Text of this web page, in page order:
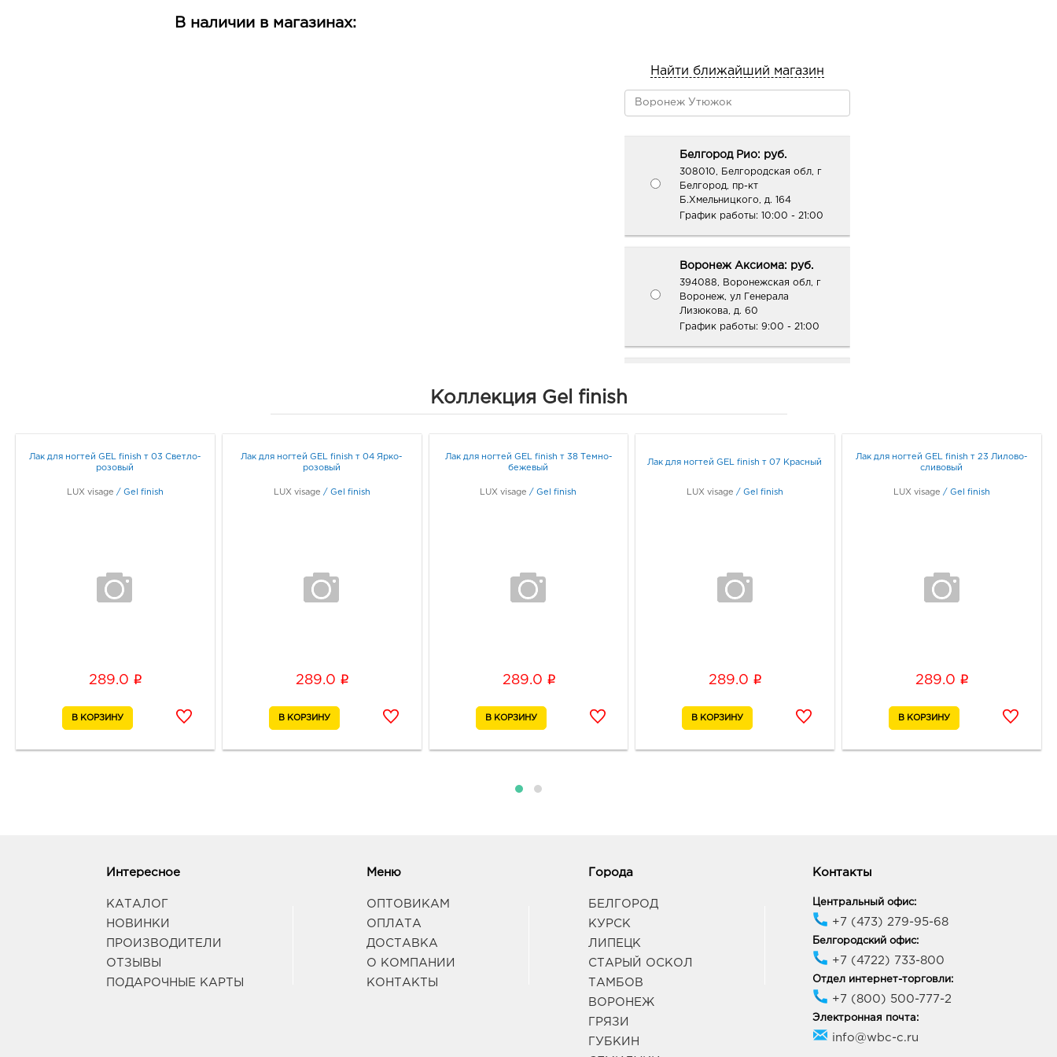
В наличии в магазинах:
Найти ближайший магазин
Белгород Рио: руб.
308010, Белгородская обл, г
Белгород, пр-кт
Б.Хмельницкого, д. 164
График работы: 10:00 - 21:00
Воронеж Аксиома: руб.
394088, Воронежская обл, г
Воронеж, ул Генерала
Лизюкова, д. 60
График работы: 9:00 - 21:00
9:00 - 20:00
Ростов-на-Дону, пер
Доломановский, Здание 55/16
392036, Тамбовская обл, г
172/38
График работы:
9:00 - 20:00
Коллекция Gel finish
Лак для ногтей GEL finish т 03 Светло-
розовый
LUX visage / Gel finish
289.0 i
Лак для ногтей GEL finish т 04 Ярко-
розовый
LUX visage / Gel finish
289.0 i
Лак для ногтей GEL finish т 38 Темно-
бежевый
LUX visage /Gel finish
289.0 i
Лак для ногтей GEL finish т 07 Красный
LUX visage /Gel finish
289.0 i
Лак для ногтей GEL finish т 23 Лилово-
сливовый
LUX visage /Gel finish
289.0 i
Интересное
КАТАЛОГ
НОВИНКИ
ПРОИЗВОДИТЕЛИ
ОТЗЫВЫ
ПОДАРОЧНЫЕ КАРТЫ
Меню
ОПТОВИКАМ
ОПЛАТА
ДОСТАВКА
О КОМПАНИИ
КОНТАКТЫ
Города
БЕЛГОРОД
КУРСК
ЛИПЕЦК
СТАРЫЙ ОСКОЛ
ТАМБОВ
ВОРОНЕЖ
ГРЯЗИ
ГУБКИН
Контакты
Центральный офис:
+7 (473) 279-95-68
Белгородский офис:
+7 (4722) 733-800
Отдел интернет-торговли:
+7 (800) 500-777-2
Электронная почта:
info@wbc-c.ru